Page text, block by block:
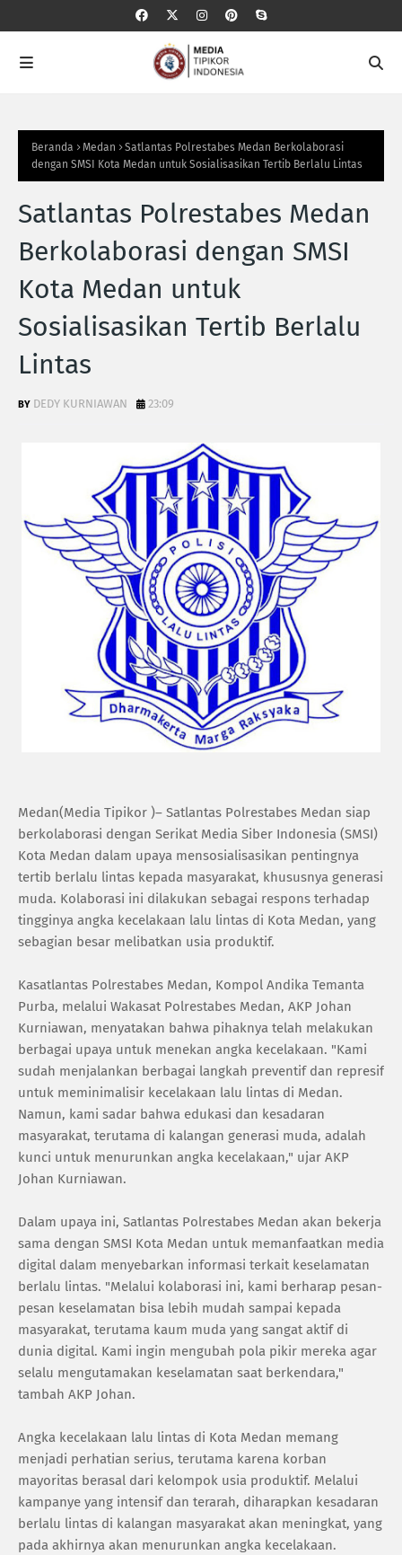
Beranda Medan
Satlantas Polrestabes Medan Berkolaborasi
dengan SMSI Kota Medan untuk Sosialisasikan Tertib Berlalu Lintas
Satlantas Polrestabes Medan
Berkolaborasi dengan SMSI
Kota Medan untuk
Sosialisasikan Tertib Berlalu
Lintas
DEDY KURNIAWAN 23:09
Medan(Media Tipikor )– Satlantas Polrestabes Medan siap
berkolaborasi dengan Serikat Media Siber Indonesia (SMSI)
Kota Medan dalam upaya mensosialisasikan pentingnya
tertib berlalu lintas kepada masyarakat, khususnya generasi
muda. Kolaborasi ini dilakukan sebagai respons terhadap
tingginya angka kecelakaan lalu lintas di Kota Medan, yang
sebagian besar melibatkan usia produktif.
Kasatlantas Polrestabes Medan, Kompol Andika Temanta
Purba, melalui Wakasat Polrestabes Medan, AKP Johan
Kurniawan, menyatakan bahwa pihaknya telah melakukan
berbagai upaya untuk menekan angka kecelakaan. "Kami
sudah menjalankan berbagai langkah preventif dan represif
untuk meminimalisir kecelakaan lalu lintas di Medan.
Namun, kami sadar bahwa edukasi dan kesadaran
masyarakat, terutama di kalangan generasi muda, adalah
kunci untuk menurunkan angka kecelakaan," ujar AKP
Johan Kurniawan.
Dalam upaya ini, Satlantas Polrestabes Medan akan bekerja
sama dengan SMSI Kota Medan untuk memanfaatkan media
digital dalam menyebarkan informasi terkait keselamatan
berlalu lintas. "Melalui kolaborasi ini, kami berharap pesan-
pesan keselamatan bisa lebih mudah sampai kepada
masyarakat, terutama kaum muda yang sangat aktif di
dunia digital. Kami ingin mengubah pola pikir mereka agar
selalu mengutamakan keselamatan saat berkendara,"
tambah AKP Johan.
Angka kecelakaan lalu lintas di Kota Medan memang
menjadi perhatian serius, terutama karena korban
mayoritas berasal dari kelompok usia produktif. Melalui
kampanye yang intensif dan terarah, diharapkan kesadaran
berlalu lintas di kalangan masyarakat akan meningkat, yang
pada akhirnya akan menurunkan angka kecelakaan.